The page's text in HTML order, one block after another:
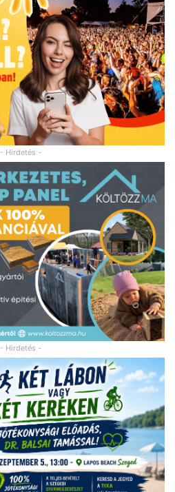
- Hirdetés -
- Hirdetés -